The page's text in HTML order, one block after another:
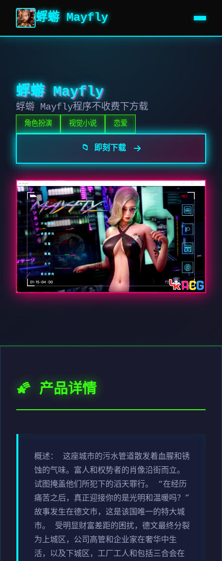
蜉蝣 Mayfly
蜉蝣 Mayfly
蜉蝣 Mayfly程序不收费下方载
角色扮演 视觉小说 恋爱
📁 即刻下载
🌠 产品详情
概述： 这座城市的污水管道散发着血腥和锈
蚀的气味。富人和权势者的肖像沿街而立。
试图掩盖他们所犯下的滔天罪行。 “在经历
痛苦之后，真正迎接你的是光明和温暖吗？”
故事发生在德文市，这是该国唯一的特大城
市。 受明显财富差距的困扰，德文最终分裂
为上城区，公司高管和企业家在奢华中生
活，以及下城区，工厂工人和包括三合会在